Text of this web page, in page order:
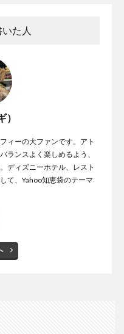
た人
）
ィーの大ファンです。アト
ランスよく楽しめるよう、
ディズニーホテル、レスト
て、Yahoo知恵袋のテーマ